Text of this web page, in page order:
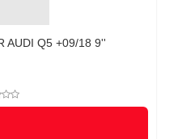
AUDI Q5 +09/18 9''